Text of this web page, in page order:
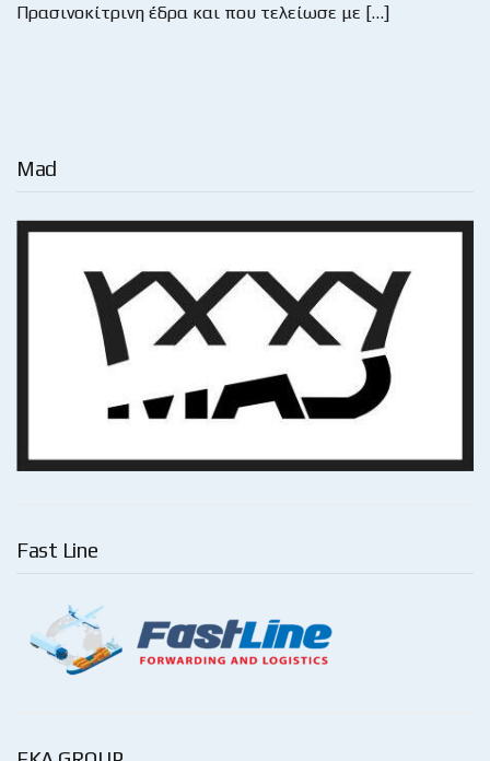
Πρασινοκίτρινη έδρα και που τελείωσε με […]
Mad
Fast Line